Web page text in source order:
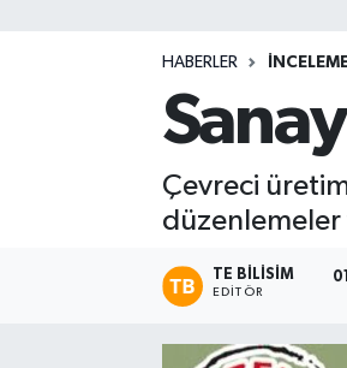
HABERLER
Çevreci
düzenlemeler
TE BILISIM
EDITÖR
Tüm Manşetler
Haber Arşivi